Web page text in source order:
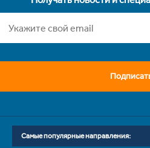
Самые популярные направления: